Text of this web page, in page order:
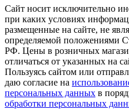
Сайт носит исключительно
при каких условиях
размещенные на сайте, не
определяемой положениями
РФ. Цены в розничных
отличаться от указанных на
Пользуясь сайтом или
даю согласие на
персональных данных в
обработки персональных